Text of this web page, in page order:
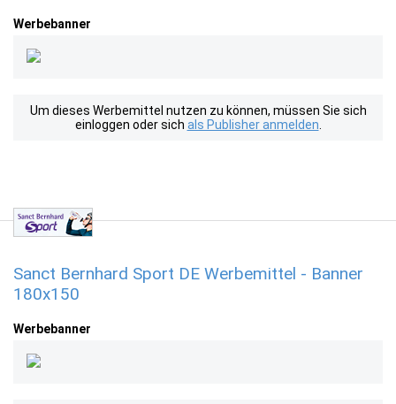
Werbebanner
Um dieses Werbemittel nutzen zu können, müssen Sie sich
einloggen oder sich als Publisher anmelden
Sanct Bernhard Sport DE Werbemittel - Banner
180x150
Werbebanner